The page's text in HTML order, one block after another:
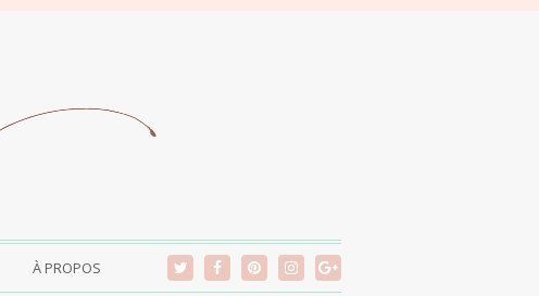
À PROPOS